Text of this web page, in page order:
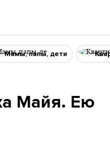
Мамы, папы, дети
Майя. Ею